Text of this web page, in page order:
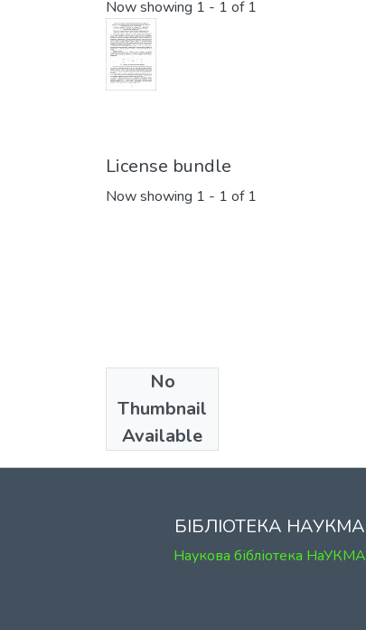
Now showing 1 - 1 of 1
License bundle
Now showing 1 - 1 of 1
No
Thumbnail
Available
Collections
Кафедра хімії
БІБЛІОТЕКА НАУКМА
Наукова бібліотека НаУКМА